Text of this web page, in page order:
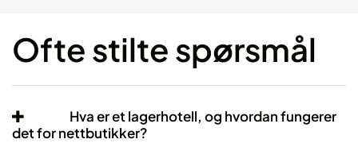
Ofte stilte spørsmål
Hva er et lagerhotell, og hvordan fungerer
det for nettbutikker?